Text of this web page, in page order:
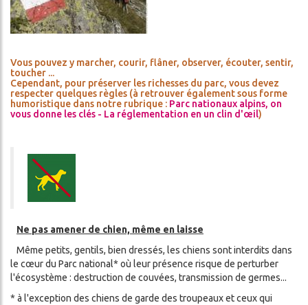
Vous pouvez y marcher, courir, flâner, observer, écouter, sentir,
toucher ...
Cependant, pour préserver les richesses du parc, vous devez
respecter quelques règles (à retrouver également sous forme
humoristique dans notre rubrique : Parc nationaux alpins, on
vous donne les clés - La réglementation en un clin d'œil)
Ne pas amener de chien, même en laisse
Même petits, gentils, bien dressés, les chiens sont interdits dans
le cœur du Parc national* où leur présence risque de perturber
l'écosystème : destruction de couvées, transmission de germes...
* à l'exception des chiens de garde des troupeaux et ceux qui